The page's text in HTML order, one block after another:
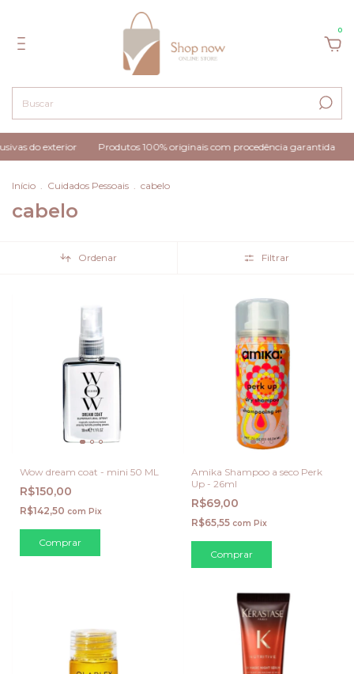
0
Produtos 100% originais com procedência garantida CUPOM
Início . Cuidados Pessoais . cabelo
cabelo
Ordenar Filtrar
Wow dream coat - mini 50 ML
R$150,00
R$142,50 com Pix
Amika Shampoo a seco Perk
Up - 26ml
R$69,00
R$65,55 com Pix